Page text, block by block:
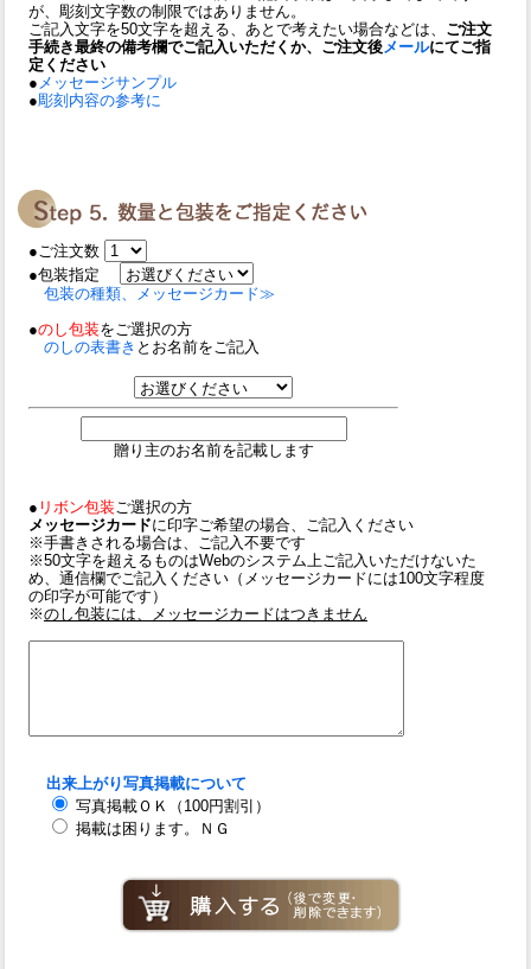
が、彫刻文字数の制限ではありません。
ご記入文字を50文字を超える、あとで考えたい場合などは、 ご注文
手続き最終の備考欄でご記入いただくか、ご注文後メールにてご指
定ください
● メッセージサンプル
●彫刻内容の参考に
●ご注文数
●包装指定
包装の種類、メッセージカード≫
●のし包装をご選択の方
のしの表書き とお名前をご記入
贈り主のお名前を記載します
● リボン包装ご選択の方
メッセージカードに印字ご希望の場合、ご記入ください
※手書きされる場合は、ご記入不要です
※50文字を超えるものはWebのシステム上ご記入いただけないた
め、通信欄でご記入ください（メッセージカードには100文字程度
の印字が可能です）
※のし包装には、メッセージカードはつきません
出来上がり写真掲載について
写真掲載ＯＫ（100円割引）
掲載は困ります。ＮＧ